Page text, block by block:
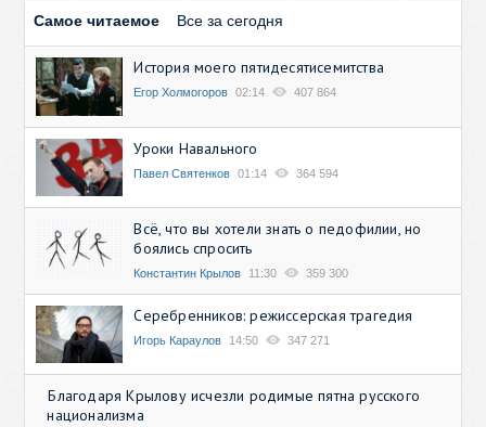
Самое читаемое Все за сегодня
История моего пятидесятисемитства
Егор Холмогоров 02:14 407 864
Уроки Навального
Павел Святенков 01:14 364 594
Всё, что вы хотели знать о педофилии, но
боялись спросить
Константин Крылов 11:30 359 300
Серебренников: режиссерская трагедия
Игорь Караулов 14:50 347 271
Благодаря Крылову исчезли родимые пятна русского
национализма